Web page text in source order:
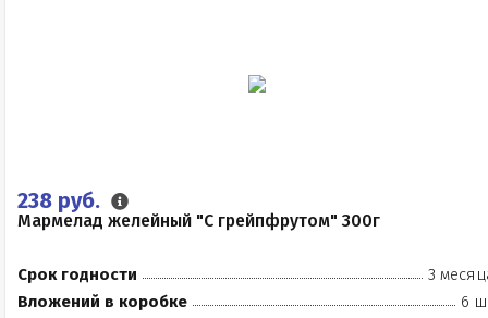
238 руб.
Мармелад желейный "С грейпфрутом" 300г
Срок годности
3
Вложений в коробке
6